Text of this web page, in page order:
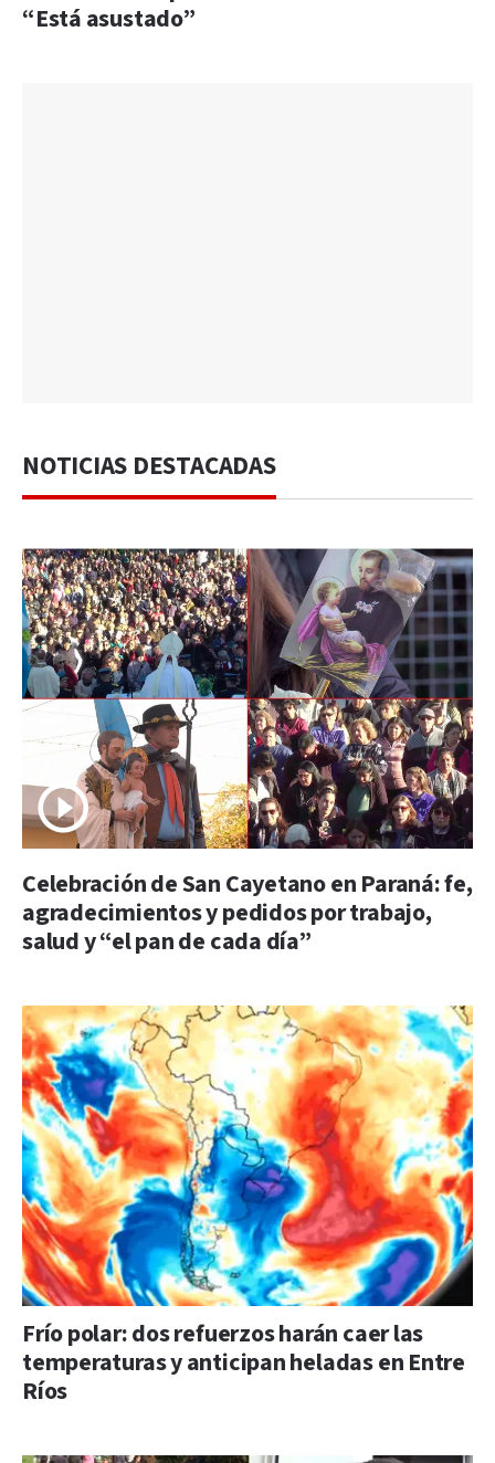
“Está asustado”
NOTICIAS DESTACADAS
Celebración de San Cayetano en Paraná: fe,
agradecimientos y pedidos por trabajo,
salud y “el pan de cada día”
Frío polar: dos refuerzos harán caer las
temperaturas y anticipan heladas en Entre
Ríos